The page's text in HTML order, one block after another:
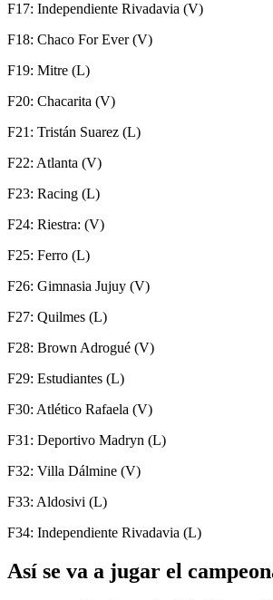
F17: Independiente Rivadavia (V)
F18: Chaco For Ever (V)
F19: Mitre (L)
F20: Chacarita (V)
F21: Tristán Suarez (L)
F22: Atlanta (V)
F23: Racing (L)
F24: Riestra: (V)
F25: Ferro (L)
F26: Gimnasia Jujuy (V)
F27: Quilmes (L)
F28: Brown Adrogué (V)
F29: Estudiantes (L)
F30: Atlético Rafaela (V)
F31: Deportivo Madryn (L)
F32: Villa Dálmine (V)
F33: Aldosivi (L)
F34: Independiente Rivadavia (L)
Así se va a jugar el